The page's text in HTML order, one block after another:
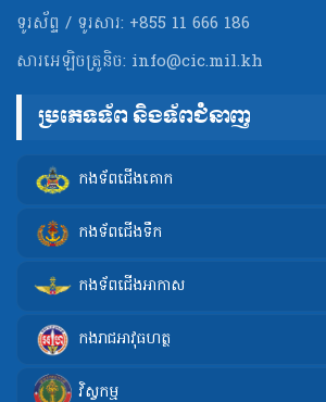
ទូរស័ព្ទ / ទូរសារ: +855 11 666 186
សារអេឡិចត្រូនិច: info@cic.mil.kh
ប្រភេទទ័ព និងទ័ពជំនាញ
កងទ័ពជើងគោក
កងទ័ពជើងទឹក
កងទ័ពជើងអាកាស
កងរាជអាវុធហត្ថ
វិស្វកម្ម